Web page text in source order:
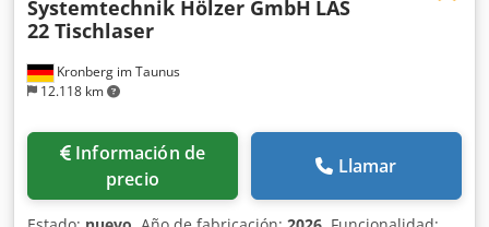
Kronberg im Taunus
12.118 km
Systemtechnik Hölzer GmbH LAS
22 Tischlaser
Información de
precio
Llamar